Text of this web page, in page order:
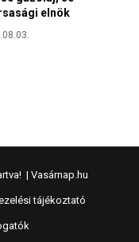
| Vasárnap.hu
tájékoztató